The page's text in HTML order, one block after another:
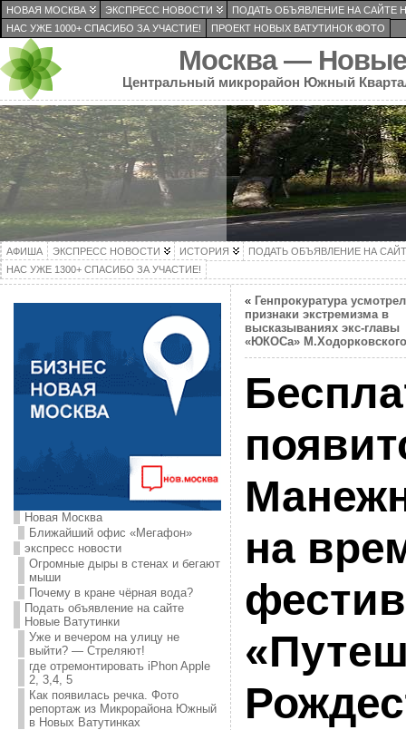
НОВАЯ МОСКВА ЭКСПРЕСС НОВОСТИ
ПОДАТЬ ОБЪЯВЛЕНИЕ НА САЙТЕ
НАС УЖЕ 1000+ СПАСИБО ЗА УЧАСТИЕ!
ПРОЕКТ НОВЫХ ВАТУТИНОК ФОТО
Москва — Новые
Центральный микрорайон Южный
АФИША ЭКСПРЕСС НОВОСТИ ИСТОРИЯ
ПОДАТЬ ОБЪЯВЛЕНИЕ НА
НАС УЖЕ 1300+ СПАСИБО ЗА УЧАСТИЕ!
Новая Москва
Ближайший офис «Мегафон»
экспресс новости
Огромные дыры в стенах и бегают
мыши
Почему в кране чёрная вода?
Подать объявление на сайте
Новые Ватутинки
Уже и вечером на улицу не
выйти? — Стреляют!
где отремонтировать iPhon Apple
2, 3,4, 5
Как появилась речка. Фото
репортаж из Микрорайона Южный
в Новых Ватутинках
« Генпрокуратура
признаки экстремизма в
высказываниях экс-главы
«ЮКОСа» М.Ходорковского
на